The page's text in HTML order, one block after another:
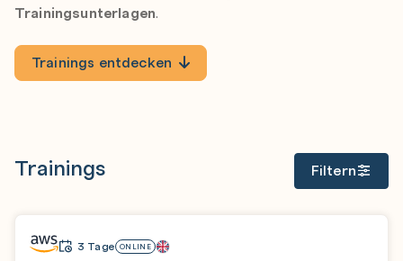
Trainingsunterlagen.
Trainings entdecken
Trainings Filtern
3 Tage ONLINE